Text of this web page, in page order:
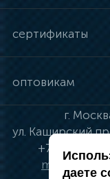
сертификаты
оптовикам
г.
ул. Каширский
+7 (495) 134-
даете